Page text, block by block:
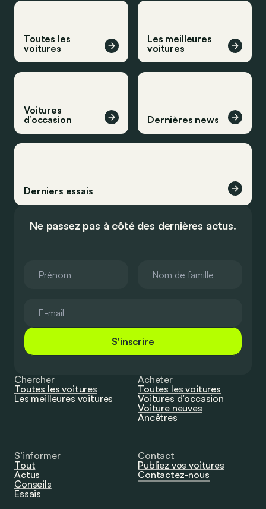
Toutes les
voitures
Les meilleures
voitures
Voitures
d’occasion
Dernières news
Derniers essais
Ne passez pas à côté des dernières actus.
S'inscrire
Chercher
Toutes les voitures
Les meilleures voitures
Acheter
Toutes les voitures
Voitures d’occasion
Voiture neuves
Ancêtres
S’informer
Tout
Actus
Conseils
Essais
Contact
Publiez vos voitures
Contactez-nous